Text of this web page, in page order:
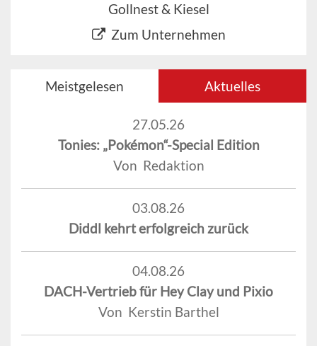
Gollnest & Kiesel
Zum Unternehmen
Meistgelesen Aktuelles
27.05.26
Tonies: „Pokémon“-Special Edition
Von Redaktion
03.08.26
Diddl kehrt erfolgreich zurück
04.08.26
DACH-Vertrieb für Hey Clay und Pixio
Von Kerstin Barthel